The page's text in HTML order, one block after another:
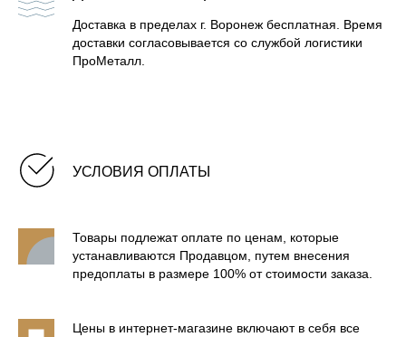
Доставка в пределах г. Воронеж бесплатная. Время
доставки согласовывается со службой логистики
ПроМеталл.
УСЛОВИЯ ОПЛАТЫ
Товары подлежат оплате по ценам, которые
устанавливаются Продавцом, путем внесения
предоплаты в размере 100% от стоимости заказа.
Цены в интернет-магазине включают в себя все
ТОВАРЫ ДЛЯ БАНИ И
ФИРМЕННАЯ АТРИБУТИКА